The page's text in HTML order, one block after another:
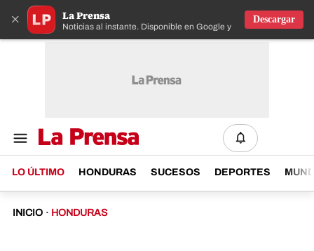
× La Prensa
Noticias al instante. Disponible en Google y IOS
Descargar
LO ÚLTIMO HONDURAS SUCESOS DEPORTES
INICIO · HONDURAS